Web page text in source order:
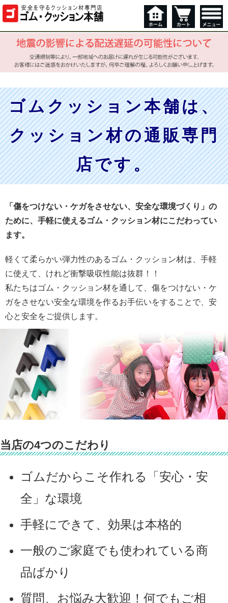
ゴムクッション本舗は、
クッション材の通販専門
店です。
「傷をつけない・ケガをさせない、安全な環境づくり」の
ために、手軽に使えるゴム・クッション材にこだわってい
ます。
軽くて柔らかい弾力性のあるゴム・クッション材は、手軽
に使えて、けれど衝撃吸収性能は抜群！！
私たちはゴム・クッション材を通して、傷をつけない・ケ
ガをさせない安全な環境を作るお手伝いをすることで、安
心と安全をご提供します。
当店の4つのこだわり
ゴムだからこそ作れる「安心・安
全」な環境
手軽にできて、効果は本格的
一般のご家庭でも使われている商
品ばかり
質問、お悩み大歓迎！何でもご相